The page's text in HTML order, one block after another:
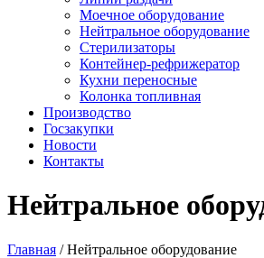
Моечное оборудование
Нейтральное оборудование
Стерилизаторы
Контейнер-рефрижератор
Кухни переносные
Колонка топливная
Производство
Госзакупки
Новости
Контакты
Нейтральное
Главная / Нейтральное оборудование